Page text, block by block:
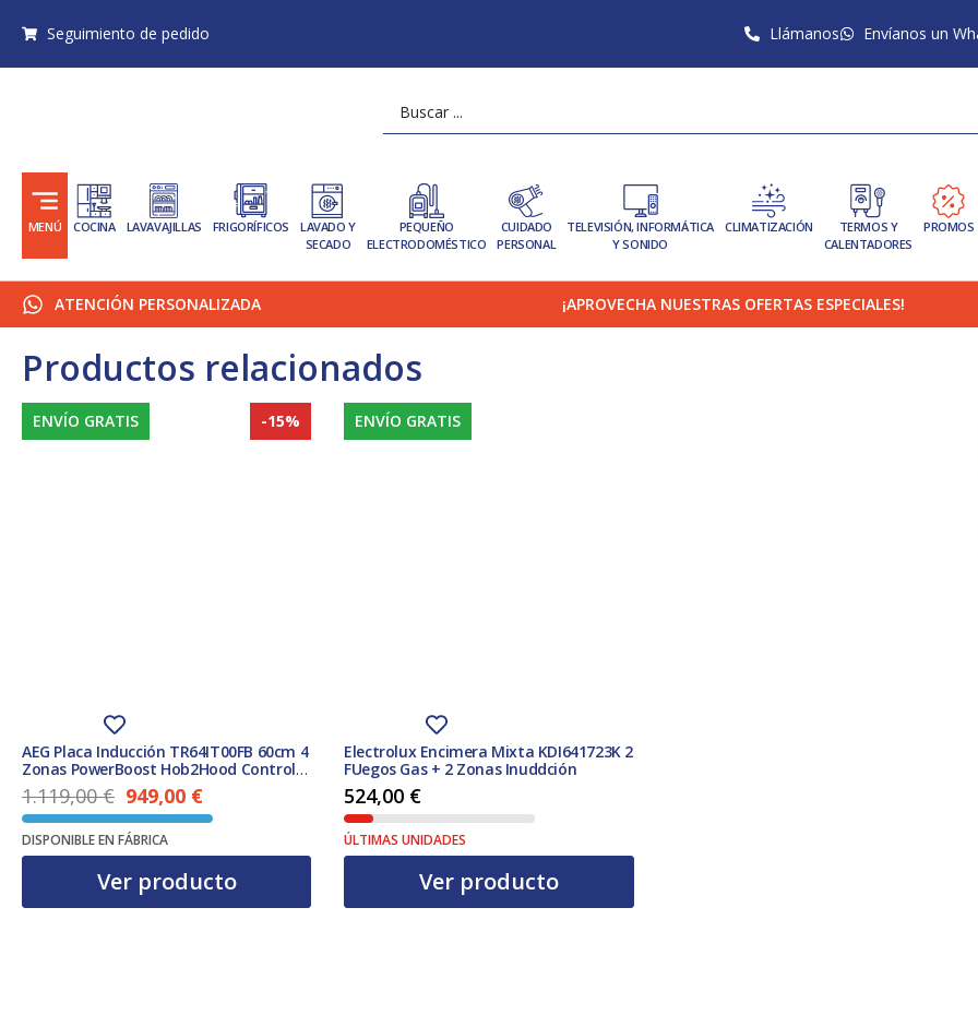
Seguimiento de pedido Llámanos Envíanos un
MENÚ COCINA LAVAVAJILLAS FRIGORÍFICOS
LAVADO Y
SECADO
PEQUEÑO
ELECTRODOMÉSTICO
CUIDADO
PERSONAL
TELEVISIÓN, INFORMÁTICA
Y SONIDO
CLIMATIZACIÓN
TERMOS Y
CALENTADORES
PROMOS
ATENCIÓN PERSONALIZADA ¡APROVECHA NUESTRAS OFERTAS ESPECIALES!
Productos relacionados
ENVÍO GRATIS -15%
AEG Placa Inducción TR64IT00FB 60cm 4
Zonas PowerBoost Hob2Hood Control
Táctil Negra
1.119,00€
El precio original era: 1.119,00 €.
949,00 €
El precio actual es: 949,00 €.
DISPONIBLE EN FÁBRICA
Ver producto
ENVÍO GRATIS
Electrolux Encimera Mixta KDI641723K 2
FUegos Gas + 2 Zonas Inuddción
524,00 €
ÚLTIMAS UNIDADES
Ver producto